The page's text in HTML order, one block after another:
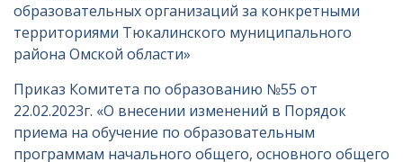
образовательных организаций за конкретными
территориями Тюкалинского муниципального
района Омской области»
Приказ Комитета по образованию №55 от
22.02.2023г. «О внесении изменений в Порядок
приема на обучение по образовательным
программам начального общего, основного общего